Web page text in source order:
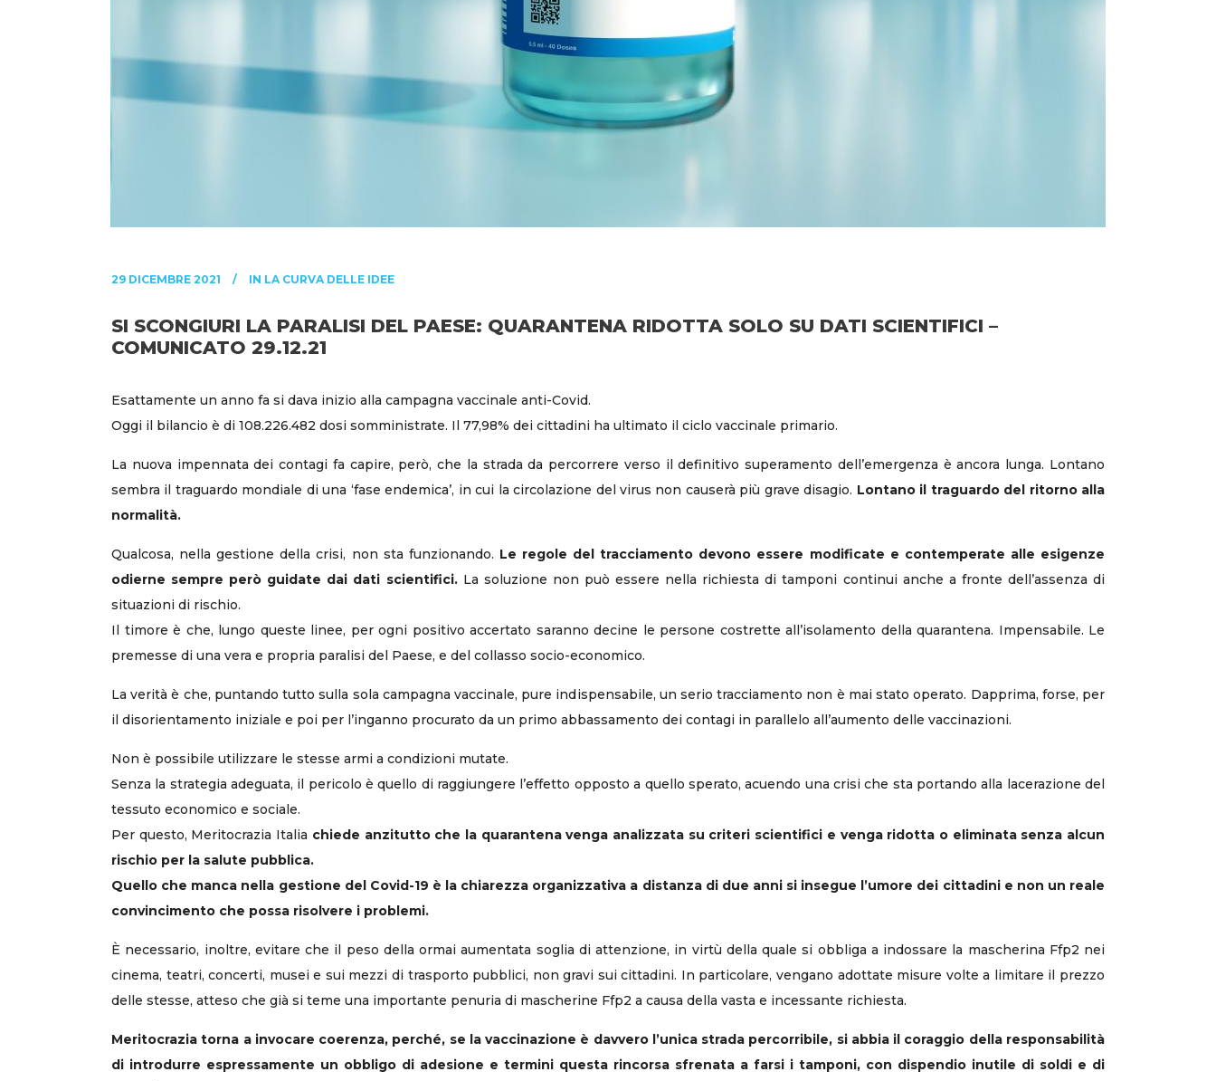
29 DICEMBRE 2021 IN LA CURVA DELLE IDEE
SI SCONGIURI LA PARALISI DEL PAESE: QUARANTENA RIDOTTA SOLO SU DATI SCIENTIFICI –
COMUNICATO 29.12.21
Esattamente un anno fa si dava inizio alla campagna vaccinale anti-Covid.
Oggi il bilancio è di 108.226.482 dosi somministrate. Il 77,98% dei cittadini ha ultimato il ciclo vaccinale primario.
La nuova impennata dei contagi fa capire, però, che la strada da percorrere verso il definitivo superamento dell’emergenza è ancora lunga. Lontano
sembra il traguardo mondiale di una ‘fase endemica’, in cui la circolazione del virus non causerà più grave disagio. Lontano il traguardo del ritorno alla
normalità.
Qualcosa, nella gestione della crisi, non sta funzionando. Le regole del tracciamento devono essere modificate e contemperate alle esigenze
odierne sempre però guidate dai dati scientifici.La soluzione non può essere nella richiesta di tamponi continui anche a fronte dell’assenza di
situazioni di rischio.
Il timore è che, lungo queste linee, per ogni positivo accertato saranno decine le persone costrette all’isolamento della quarantena. Impensabile. Le
premesse di una vera e propria paralisi del Paese, e del collasso socio-economico.
La verità è che, puntando tutto sulla sola campagna vaccinale, pure indispensabile, un serio tracciamento non è mai stato operato. Dapprima, forse, per
il disorientamento iniziale e poi per l’inganno procurato da un primo abbassamento dei contagi in parallelo all’aumento delle vaccinazioni.
Non è possibile utilizzare le stesse armi a condizioni mutate.
Senza la strategia adeguata, il pericolo è quello di raggiungere l’effetto opposto a quello sperato, acuendo una crisi che sta portando alla lacerazione del
tessuto economico e sociale.
Per questo, Meritocrazia Italia chiede anzitutto che la quarantena venga analizzata su criteri scientifici e venga ridotta o eliminata senza alcun
rischio per la salute pubblica.
Quello che manca nella gestione del Covid-19 è la chiarezza organizzativa a distanza di due anni si insegue l’umore dei cittadini e non un reale
convincimento che possa risolvere i problemi.
È necessario, inoltre, evitare che il peso della ormai aumentata soglia di attenzione, in virtù della quale si obbliga a indossare la mascherina Ffp2 nei
cinema, teatri, concerti, musei e sui mezzi di trasporto pubblici, non gravi sui cittadini. In particolare, vengano adottate misure volte a limitare il prezzo
delle stesse, atteso che già si teme una importante penuria di mascherine Ffp2 a causa della vasta e incessante richiesta.
Meritocrazia torna a invocare coerenza, perché, se la vaccinazione è davvero l’unica strada percorribile, si abbia il coraggio della responsabilità
di introdurre espressamente un obbligo di adesione e termini questa rincorsa sfrenata a farsi i tamponi, con dispendio inutile di soldi e di